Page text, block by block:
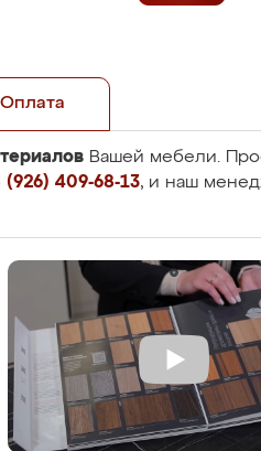
Оплата
Вашей мебели.
(926) 409-68-13, и наш